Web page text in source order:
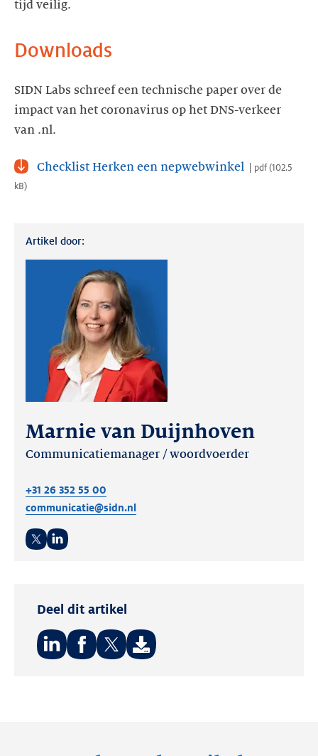
Downloads
SIDN Labs schreef een technische paper over de
impact van het coronavirus op het DNS-verkeer
van .nl.
Checklist Herken een nepwebwinkel pdf(102.5
kB)
Artikel door:
Marnie van Duijnhoven
Communicatiemanager / woordvoerder
+31 26 352 55 00
communicatie@sidn.nl
Deel dit artikel